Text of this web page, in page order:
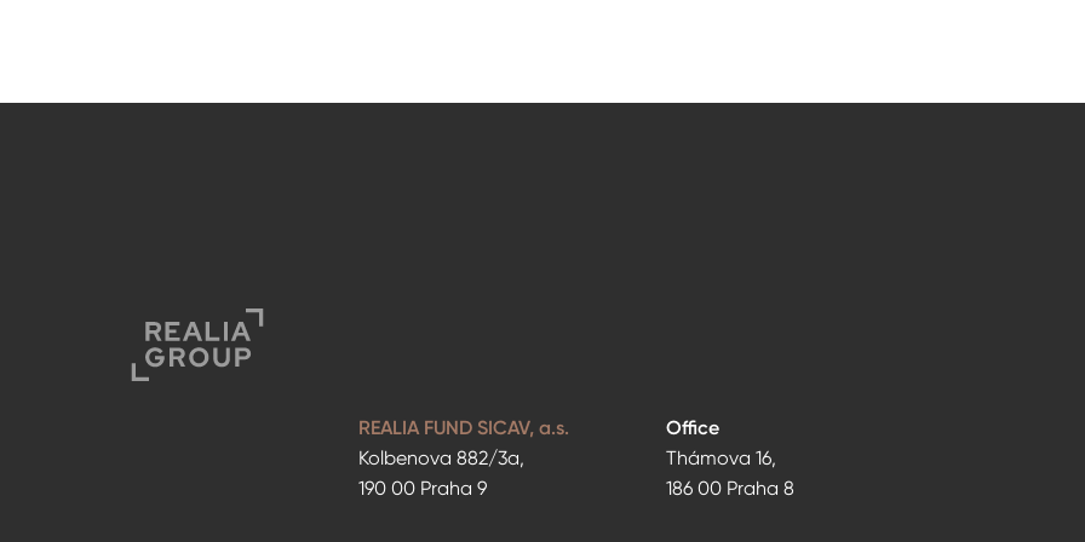
REALIA FUND SICAV, a.s.
Kolbenova 882/3a,
190 00 Praha 9
Office
Thámova 16,
186 00 Praha 8